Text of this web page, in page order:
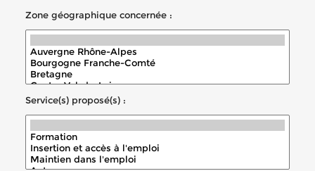
Zone géographique concernée :
Service(s) proposé(s) :